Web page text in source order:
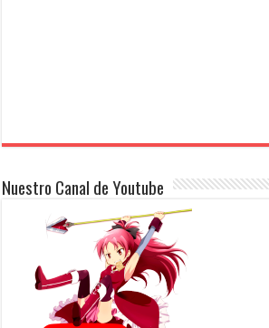
Nuestro Canal de Youtube